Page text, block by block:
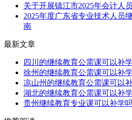
关于开展镇江市2025年会计人
2025年度广东省专业技术人员
南
最新文章
四川的继续教育公需课可以补
徐州的继续教育公需课可以补
凉山州的继续教育公需课可以
湖北的继续教育公需课可以补
贵州继续教育专业课可以补学